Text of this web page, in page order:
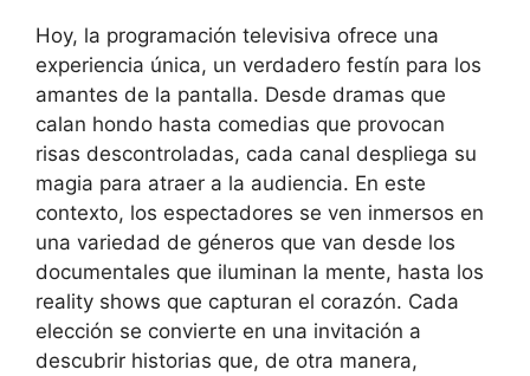
Hoy, la programación televisiva ofrece una
experiencia única, un verdadero festín para los
amantes de la pantalla. Desde dramas que
calan hondo hasta comedias que provocan
risas descontroladas, cada canal despliega su
magia para atraer a la audiencia. En este
contexto, los espectadores se ven inmersos en
una variedad de géneros que van desde los
documentales que iluminan la mente, hasta los
reality shows que capturan el corazón. Cada
elección se convierte en una invitación a
descubrir historias que, de otra manera,